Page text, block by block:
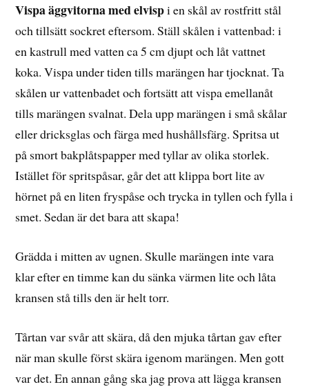
Vispa äggvitorna med elvispi en skål av rostfritt stål
och tillsätt sockret eftersom. Ställ skålen i vattenbad: i
en kastrull med vatten ca 5 cm djupt och låt vattnet
koka. Vispa under tiden tills marängen har tjocknat. Ta
skålen ur vattenbadet och fortsätt att vispa emellanåt
tills marängen svalnat. Dela upp marängen i små skålar
eller dricksglas och färga med hushållsfärg. Spritsa ut
på smort bakplåtspapper med tyllar av olika storlek.
Istället för spritspåsar, går det att klippa bort lite av
hörnet på en liten fryspåse och trycka in tyllen och fylla i
smet. Sedan är det bara att skapa!
Grädda i mitten av ugnen. Skulle marängen inte vara
klar efter en timme kan du sänka värmen lite och låta
kransen stå tills den är helt torr.
Tårtan var svår att skära, då den mjuka tårtan gav efter
när man skulle först skära igenom marängen. Men gott
var det. En annan gång ska jag prova att lägga kransen